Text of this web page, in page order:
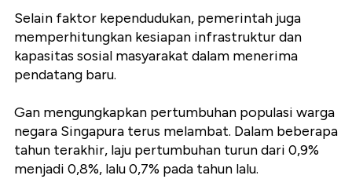
Selain faktor kependudukan, pemerintah juga
memperhitungkan kesiapan infrastruktur dan
kapasitas sosial masyarakat dalam menerima
pendatang baru.
Gan mengungkapkan pertumbuhan populasi warga
negara Singapura terus melambat. Dalam beberapa
tahun terakhir, laju pertumbuhan turun dari 0,9%
menjadi 0,8%, lalu 0,7% pada tahun lalu.